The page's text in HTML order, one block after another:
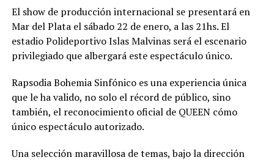
El show de producción internacional se presentará en
Mar del Plata el sábado 22 de enero, a las 21hs. El
estadio Polideportivo Islas Malvinas será el escenario
privilegiado que albergará este espectáculo único.
Rapsodia Bohemia Sinfónico es una experiencia única
que le ha valido, no solo el récord de público, sino
también, el reconocimiento oficial de QUEEN cómo
único espectáculo autorizado.
Una selección maravillosa de temas, bajo la dirección